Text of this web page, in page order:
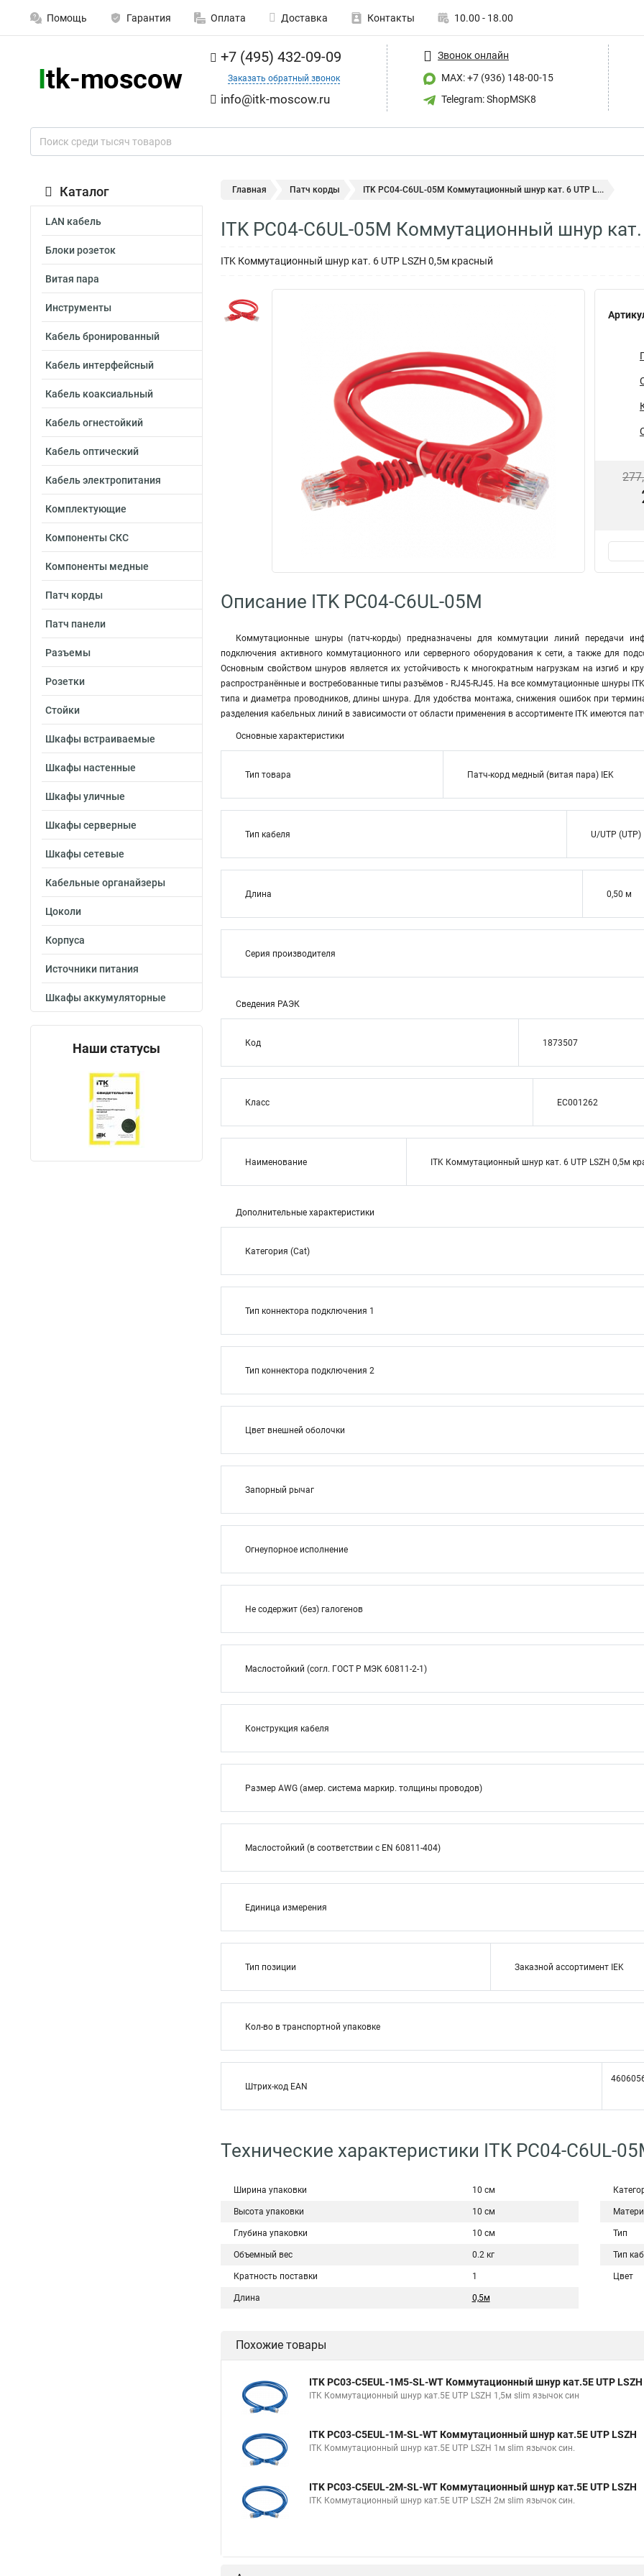
Помощь Гарантия Оплата Доставка Контакты 10.00 - 18.00
+7 (495) 432-09-09
Заказать обратный звонок
info@itk-moscow.ru
Звонок онлайн
MAX: +7 (936) 148-00-15
Telegram: ShopMSK8
Каталог
LAN кабель
Блоки розеток
Витая пара
Инструменты
Кабель бронированный
Кабель интерфейсный
Кабель коаксиальный
Кабель огнестойкий
Кабель оптический
Кабель электропитания
Комплектующие
Компоненты СКС
Компоненты медные
Патч корды
Патч панели
Разъемы
Розетки
Стойки
Шкафы встраиваемые
Шкафы настенные
Шкафы уличные
Шкафы серверные
Шкафы сетевые
Кабельные органайзеры
Цоколи
Корпуса
Источники питания
Шкафы аккумуляторные
Наши статусы
Главная Патч корды ITK PC04-C6UL-05M Коммутационный шнур кат. 6 UTP L...
ITK PC04-C6UL-05M Коммутационный шнур кат.
ITK Коммутационный шнур кат. 6 UTP LSZH 0,5м красный
Описание ITK PC04-C6UL-05M
Коммутационные шнуры (патч-корды) предназначены для коммутации линий передачи
подключения активного коммутационного или серверного оборудования к сети, а также для
Основным свойством шнуров является их устойчивость к многократным нагрузкам на изгиб и
распространённые и востребованные типы разъёмов - RJ45-RJ45. На все коммутационные шнуры
типа и диаметра проводников, длины шнура. Для удобства монтажа, снижения ошибок при
разделения кабельных линий в зависимости от области применения в ассортименте ITK имеются
Основные характеристики
Тип товара Патч-корд медный (витая пара) IEK
Тип кабеля U/UTP (UTP)
Длина 0,50 м
Серия производителя
Сведения РАЭК
Код 1873507
Класс EC001262
Наименование ITK Коммутационный шнур кат. 6 UTP LSZH 0,5м
Дополнительные характеристики
Категория (Cat)
Тип коннектора подключения 1
Тип коннектора подключения 2
Цвет внешней оболочки
Запорный рычаг
Огнеупорное исполнение
Не содержит (без) галогенов
Маслостойкий (согл. ГОСТ Р МЭК 60811-2-1)
Конструкция кабеля
Размер AWG (амер. система маркир. толщины проводов)
Маслостойкий (в соответствии с EN 60811-404)
Единица измерения
Тип позиции Заказной ассортимент IEK
Кол-во в транспортной упаковке
Штрих-код EAN
Технические характеристики ITK PC04-C6UL-
Ширина упаковки 10 см
Высота упаковки 10 см
Глубина упаковки 10 см
Объемный вес 0.2 кг
Кратность поставки 1
Длина 0,5м
Тип
Тип
Цвет
Похожие товары
ITK PC03-C5EUL-1M5-SL-WT Коммутационный шнур кат.5E UTP LSZH
ITK Коммутационный шнур кат.5E UTP LSZH 1,5м slim язычок син
ITK PC03-C5EUL-1M-SL-WT Коммутационный шнур кат.5E UTP LSZH
ITK Коммутационный шнур кат.5E UTP LSZH 1м slim язычок син.
ITK PC03-C5EUL-2M-SL-WT Коммутационный шнур кат.5E UTP LSZH
ITK Коммутационный шнур кат.5E UTP LSZH 2м slim язычок син.